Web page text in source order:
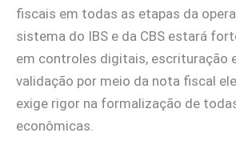
fiscais em todas as etapas da
sistema do IBS e da CBS estará
em controles digitais, escrituração
validação por meio da nota fiscal
exige rigor na formalização de
econômicas.